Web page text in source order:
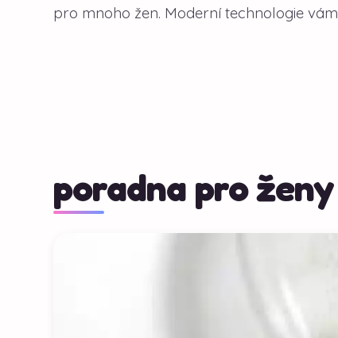
pro mnoho žen. Moderní technologie vám
poradna pro ženy